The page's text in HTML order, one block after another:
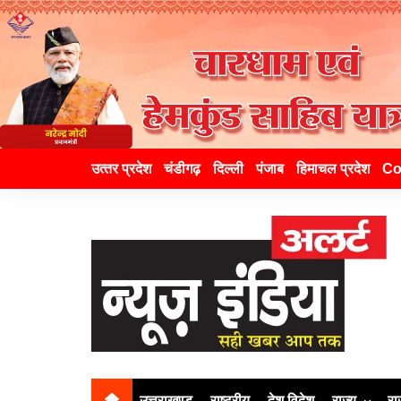
उत्‍तर प्रदेश चंडीगढ़ दिल्ली पंजाब हिमाचल प्रदेश